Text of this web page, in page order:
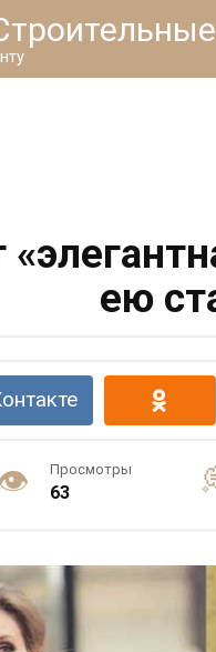
ею
Просмотры
63